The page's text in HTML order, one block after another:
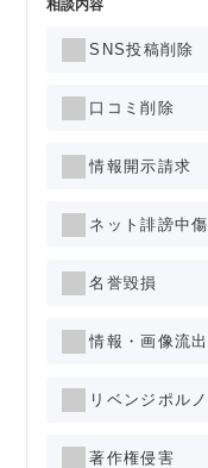
相談内容
SNS投稿削除
口コミ削除
情報開示請求
ネット誹謗中傷
名誉毀損
情報・画像流出
リベンジポルノ
著作権侵害